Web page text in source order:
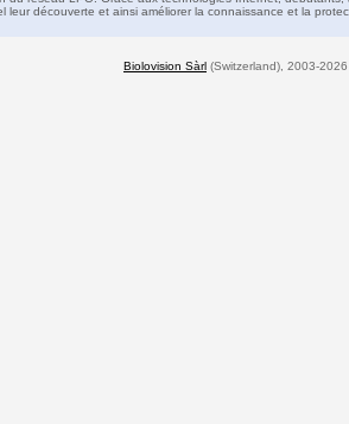
leur découverte et ainsi améliorer la connaissance et la
Biolovision Sàrl (Switzerland), 2003-2026